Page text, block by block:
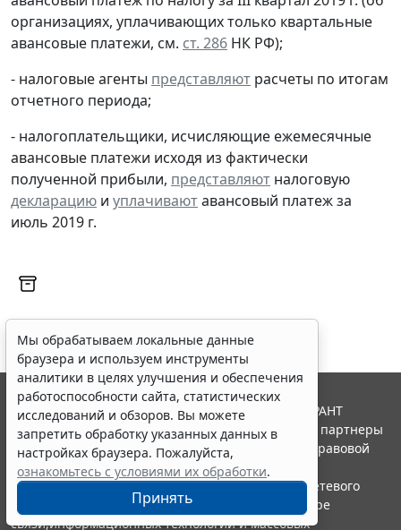
организациях, уплачивающих только квартальные
авансовые платежи, см. ст. 286 НК РФ);
- налоговые агенты представляют расчеты по итогам
отчетного периода;
- налогоплательщики, исчисляющие ежемесячные
авансовые платежи исходя из фактически
полученной прибыли, представляют налоговую
декларацию и уплачиваютавансовый платеж за
июль 2019 г.
Мы обрабатываем локальные данные
браузера и используем инструменты
аналитики в целях улучшения и обеспечения
работоспособности сайта, статистических
исследований и обзоров. Вы можете
запретить обработку указанных данных в
настройках браузера. Пожалуйста,
ознакомьтесь с условиями их обработки.
Принять
© ООО "НПП "ГАРАНТ-СЕРВИС", 2026. Система ГАРАНТ
выпускается с 1990 года. Компания "Гарант" и ее партнеры
являются участниками Российской ассоциации правовой
информации ГАРАНТ.
Портал ГАРАНТ.РУ зарегистрирован в качестве сетевого
издания Федеральной службой по надзору в сфере
связи,информационных технологий и массовых